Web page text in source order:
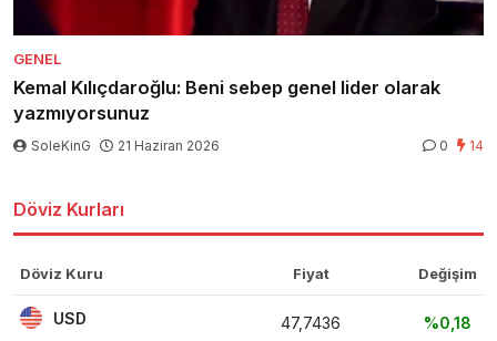
GENEL
Kemal Kılıçdaroğlu: Beni sebep genel lider olarak
yazmıyorsunuz
SoleKinG 21 Haziran 2026 0 14
Döviz Kurları
Döviz Kuru Fiyat Değişim
USD 47,7436 %0,18